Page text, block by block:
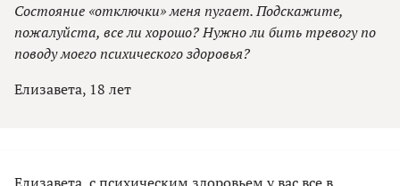
Состояние «отключки» меня пугает. Подскажите,
пожалуйста, все ли хорошо? Нужно ли бить тревогу по
поводу моего психического здоровья?
Елизавета, 18 лет